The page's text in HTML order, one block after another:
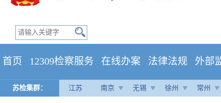
首页 12309检察服务 在线办案 法律法规 外部
苏检集群： 江苏 南京 无锡 徐州 常州